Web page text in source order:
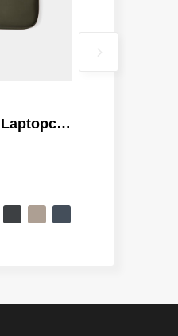
VINGA Baltimore Laptopcase 14“